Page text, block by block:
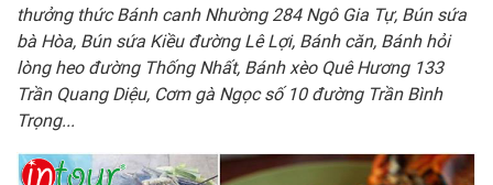
thưởng thức Bánh canh Nhường 284 Ngô Gia Tự, Bún sứa
bà Hòa, Bún sứa Kiều đường Lê Lợi, Bánh căn, Bánh hỏi
lòng heo đường Thống Nhất, Bánh xèo Quê Hương 133
Trần Quang Diệu, Cơm gà Ngọc số 10 đường Trần Bình
Trọng...